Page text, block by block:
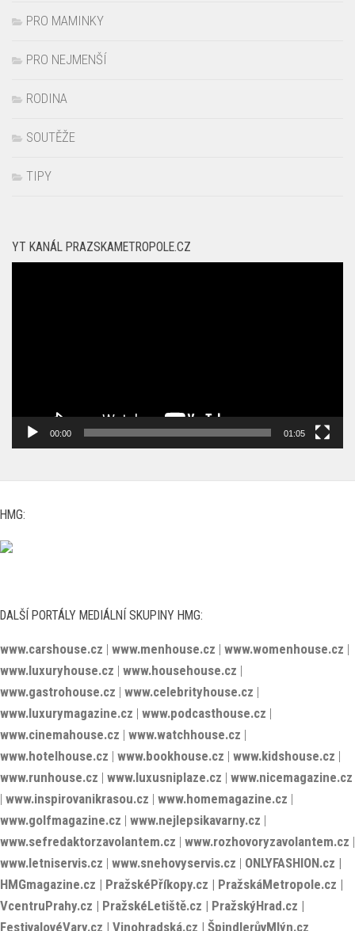
PRO MAMINKY
PRO NEJMENŠÍ
RODINA
SOUTĚŽE
TIPY
YT KANÁL PRAZSKAMETROPOLE.CZ
00:00 01:05
HMG:
DALŠÍ PORTÁLY MEDIÁLNÍ SKUPINY HMG:
www.carshouse.cz | www.menhouse.cz | www.womenhouse.cz |
www.luxuryhouse.cz | www.househouse.cz |
www.gastrohouse.cz | www.celebrityhouse.cz |
www.luxurymagazine.cz | www.podcasthouse.cz |
www.cinemahouse.cz | www.watchhouse.cz |
www.hotelhouse.cz | www.bookhouse.cz | www.kidshouse.cz |
www.runhouse.cz | www.luxusniplaze.cz | www.nicemagazine.cz
| www.inspirovanikrasou.cz | www.homemagazine.cz |
www.golfmagazine.cz | www.nejlepsikavarny.cz |
www.sefredaktorzavolantem.cz | www.rozhovoryzavolantem.cz |
www.letniservis.cz | www.snehovyservis.cz | ONLYFASHION.cz |
HMGmagazine.cz | PražskéPříkopy.cz | PražskáMetropole.cz |
VcentruPrahy.cz | PražskéLetiště.cz | PražskýHrad.cz |
FestivalovéVary.cz | Vinohradská.cz | ŠpindlerůvMlýn.cz